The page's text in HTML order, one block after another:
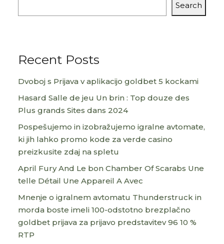
Search
Recent Posts
Dvoboj s Prijava v aplikacijo goldbet 5 kockami
Hasard Salle de jeu Un brin : Top douze des
Plus grands Sites dans 2024
Pospešujemo in izobražujemo igralne avtomate,
ki jih lahko promo kode za verde casino
preizkusite zdaj na spletu
April Fury And Le bon Chamber Of Scarabs Une
telle Détail Une Appareil A Avec
Mnenje o igralnem avtomatu Thunderstruck in
morda boste imeli 100-odstotno brezplačno
goldbet prijava za prijavo predstavitev 96 10 %
RTP